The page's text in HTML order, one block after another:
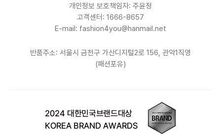
개인정보 보호책임자: 주윤정
고객센터: 1666-8657
E-mail: fashion4you@hanmail.net
반품주소: 서울시 금천구 가산디지털2로 156, 관악1직영
(패션포유)